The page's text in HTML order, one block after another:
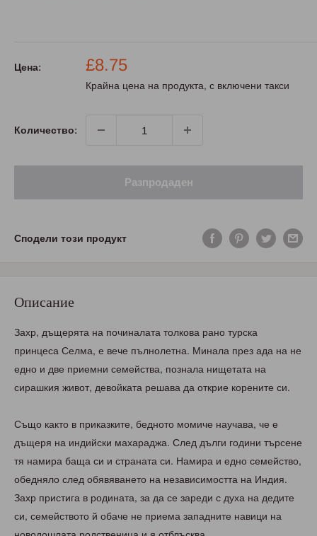
Цена:
Промо
цена
£8.75
Крайна цена на продукта, с включени такси
Количество:
Разпродаден
Сподели този продукт
Описание
Захр, дъщерята на починалата толкова рано турска
принцеса Селма, е вече пълнолетна. Минала през ада на не
едно и две приемни семейства, познала нищетата на
сирашкия живот, девойката решава да открие корените си.
Също както в приказките, бедното момиче научава, че е
дъщеря на индийски махараджа. След дълги години търсене
тя намира баща си и страната си. Намира и едно семейство,
обедняло след обявяването на независимостта на Индия.
Захр пристига в родината, за да се зареди с духа на дедите
си, семейството й обаче не приема западните навици на